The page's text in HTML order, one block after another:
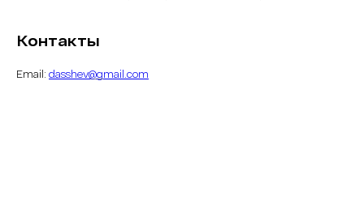
Контакты
Email: dasshev@gmail.com